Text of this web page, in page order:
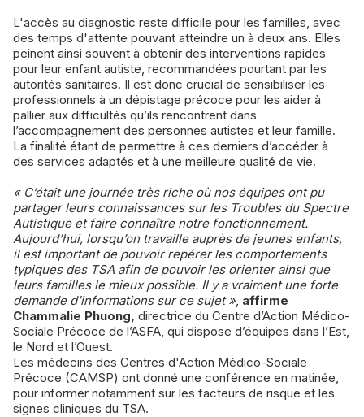
L'accès au diagnostic reste difficile pour les familles, avec
des temps d'attente pouvant atteindre un à deux ans. Elles
peinent ainsi souvent à obtenir des interventions rapides
pour leur enfant autiste, recommandées pourtant par les
autorités sanitaires. Il est donc crucial de sensibiliser les
professionnels à un dépistage précoce pour les aider à
pallier aux difficultés qu’ils rencontrent dans
l’accompagnement des personnes autistes et leur famille.
La finalité étant de permettre à ces derniers d’accéder à
des services adaptés et à une meilleure qualité de vie.
« C’était une journée très riche où nos équipes ont pu
partager leurs connaissances sur les Troubles du Spectre
Autistique et faire connaître notre fonctionnement.
Aujourd’hui, lorsqu’on travaille auprès de jeunes enfants,
il est important de pouvoir repérer les comportements
typiques des TSA afin de pouvoir les orienter ainsi que
leurs familles le mieux possible. Il y a vraiment une forte
demande d’informations sur ce sujet », affirme
Chammalie Phuong, directrice du Centre d’Action Médico-
Sociale Précoce de l’ASFA, qui dispose d’équipes dans l’Est,
le Nord et l’Ouest.
Les médecins des Centres d'Action Médico-Sociale
Précoce (CAMSP) ont donné une conférence en matinée,
pour informer notamment sur les facteurs de risque et les
signes cliniques du TSA.